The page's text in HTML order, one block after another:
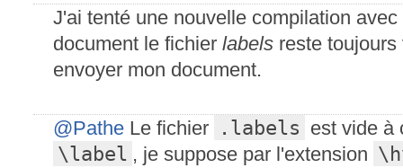
J'ai tenté une nouvelle compilation
document le fichier labels reste
envoyer mon document.
@Pathe Le fichier .labels est vide à
\label , je suppose par l'extension